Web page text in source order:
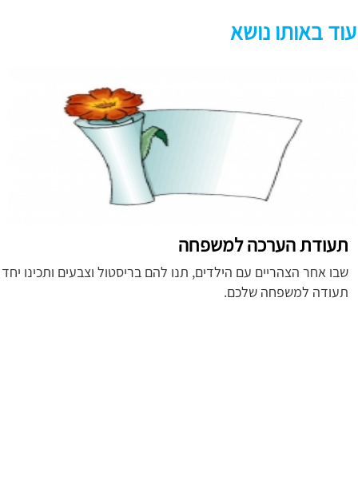
עוד באותו נושא
תעודת הערכה למשפחה
שבו אחר הצהריים עם הילדים, תנו להם בריסטול וצבעים ותכינו יחד
תעודה למשפחה שלכם.